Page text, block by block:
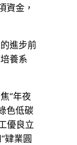
資金，
進步前
養系
“年夜
色低碳
優良立
肄業圓